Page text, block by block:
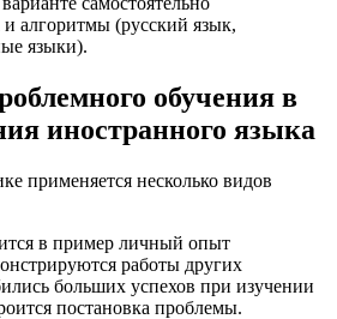
алгоритмы (русский язык,
языки).
обучения в
иностранного языка
применяется несколько видов
в пример личный опыт
работы других
больших успехов при изучении
постановка проблемы.